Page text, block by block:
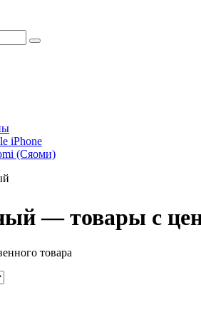
iPhone
(Сяоми)
— товары с
товара